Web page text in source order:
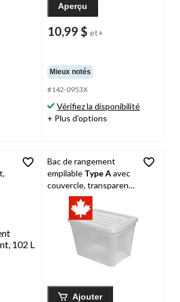
Aperçu
10,99 $ et+
Mieux notés
#142-0953X
Vérifiez la disponibilité
+ Plus d'options
Bac de rangement
empilable Type Aavec
couvercle, transparent,
Ajouter